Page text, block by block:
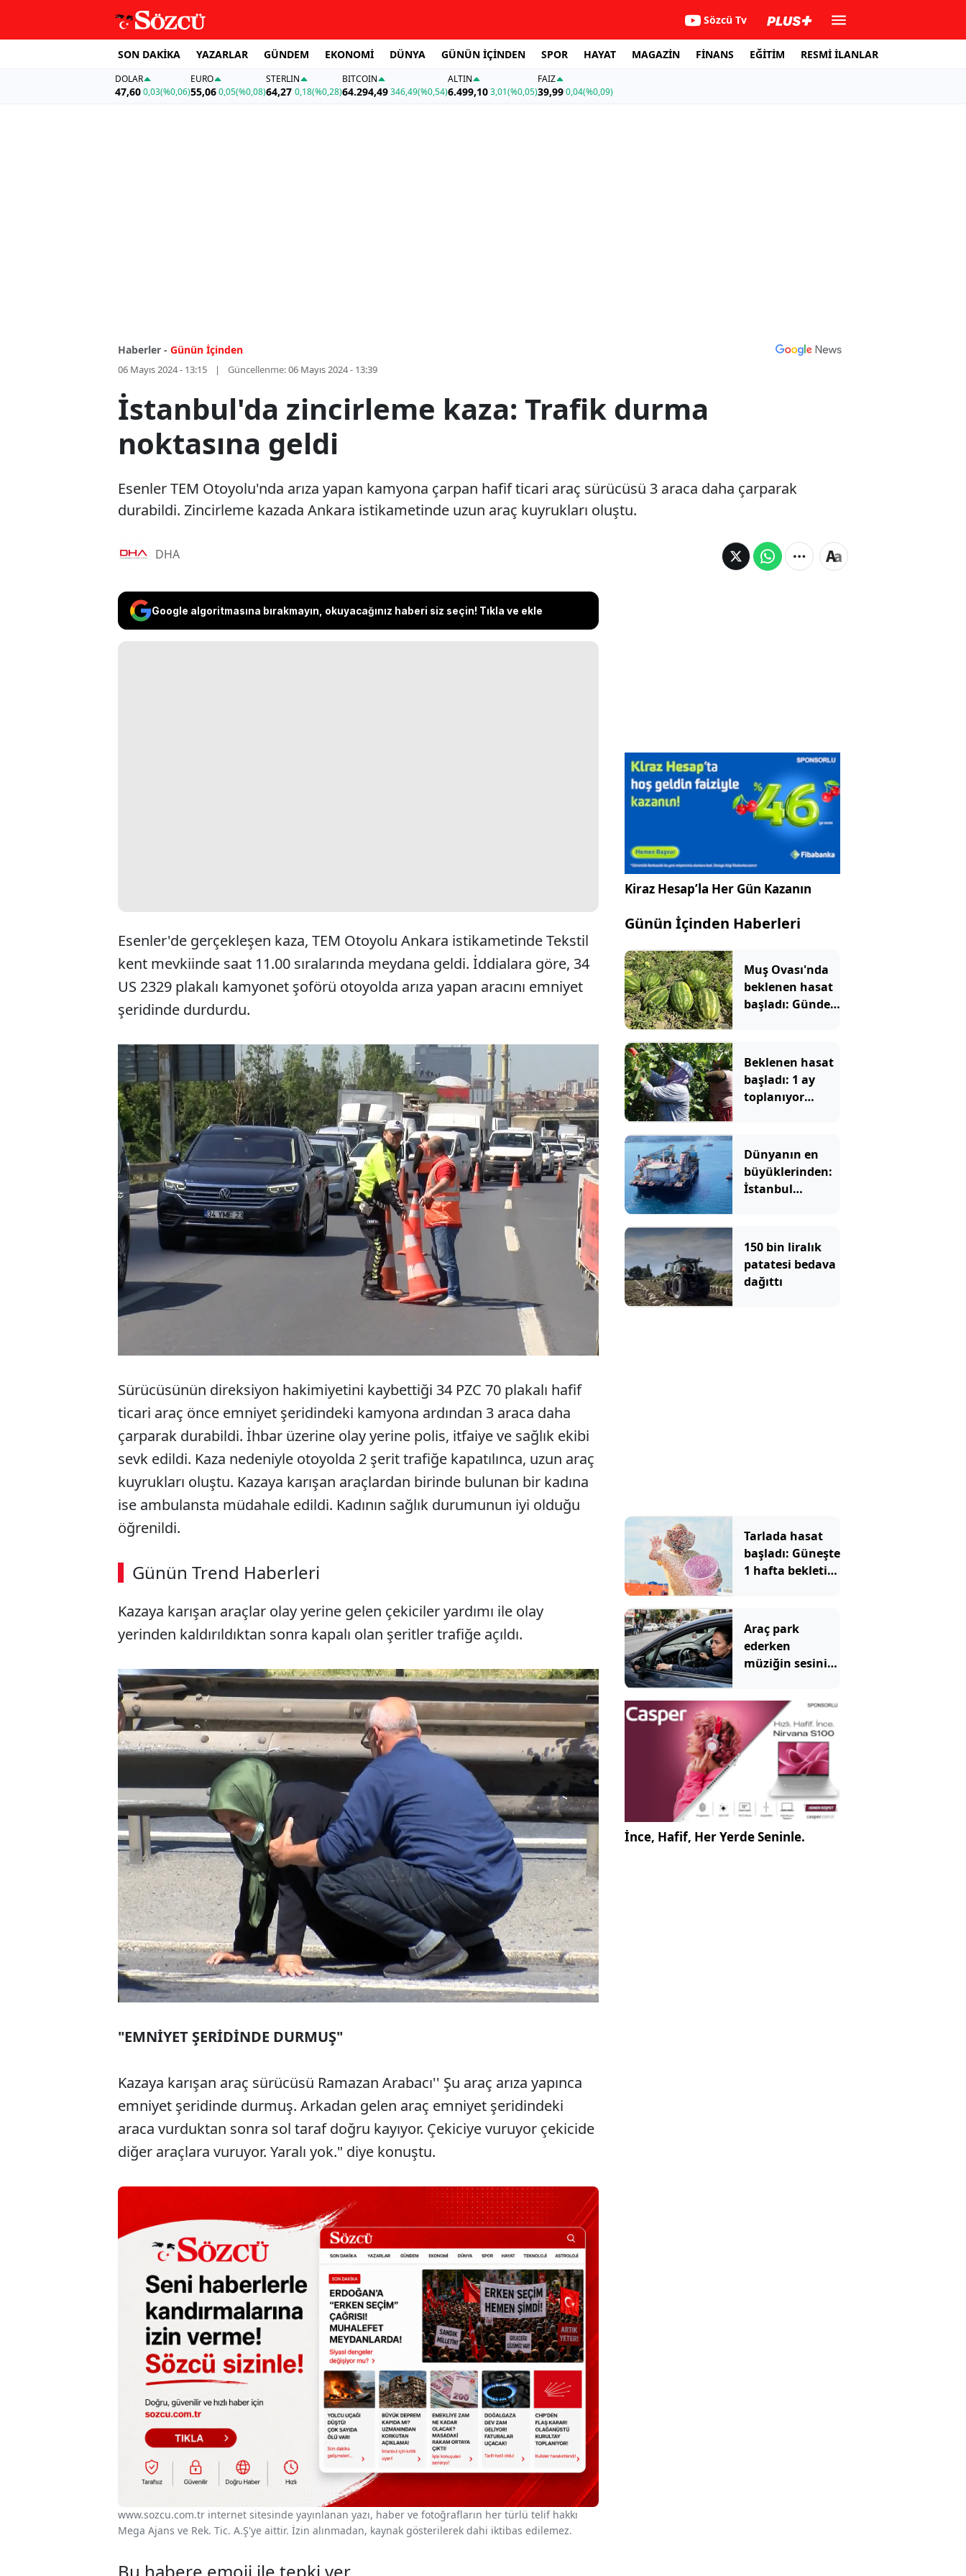
Sözcü Tv
SON DAKİKA YAZARLAR GÜNDEM EKONOMİ DÜNYA GÜNÜN İÇİNDEN SPOR HAYAT MAGAZİN FİNANS EĞİTİM RESMİ İLANLAR
DOLAR
47,600,03(%0,06)
EURO
55,06 0,05(%0,08)
STERLIN
64,27 0,18(%0,28)
BITCOIN
64.294,49346,49(%0,54)
ALTIN
6.499,103,01(%0,05)
FAİZ
39,990,04(%0,09)
Haberler - Günün İçinden
06 Mayıs 2024 - 13:15 Güncellenme:06 Mayıs 2024 - 13:39
İstanbul'da zincirleme kaza: Trafik durma
noktasına geldi
Esenler TEM Otoyolu'nda arıza yapan kamyona çarpan hafif ticari araç sürücüsü 3 araca daha çarparak
durabildi. Zincirleme kazada Ankara istikametinde uzun araç kuyrukları oluştu.
DHA
Google algoritmasına bırakmayın, okuyacağınız haberi siz seçin! Tıkla ve ekle
Esenler'de gerçekleşen kaza, TEM Otoyolu Ankara istikametinde Tekstil
kent mevkiinde saat 11.00 sıralarında meydana geldi. İddialara göre, 34
US 2329 plakalı kamyonet şoförü otoyolda arıza yapan aracını emniyet
şeridinde durdurdu.
Sürücüsünün direksiyon hakimiyetini kaybettiği 34 PZC 70 plakalı hafif
ticari araç önce emniyet şeridindeki kamyona ardından 3 araca daha
çarparak durabildi. İhbar üzerine olay yerine polis, itfaiye ve sağlık ekibi
sevk edildi. Kaza nedeniyle otoyolda 2 şerit trafiğe kapatılınca, uzun araç
kuyrukları oluştu. Kazaya karışan araçlardan birinde bulunan bir kadına
ise ambulansta müdahale edildi. Kadının sağlık durumunun iyi olduğu
öğrenildi.
Günün Trend Haberleri
SÖZCÜ SON DAKİKA
Kazaya karışan araçlar olay yerine gelen çekiciler yardımı ile olay
yerinden kaldırıldıktan sonra kapalı olan şeritler trafiğe açıldı.
"EMNİYET ŞERİDİNDE DURMUŞ"
Kazaya karışan araç sürücüsü Ramazan Arabacı'' Şu araç arıza yapınca
emniyet şeridinde durmuş. Arkadan gelen araç emniyet şeridindeki
araca vurduktan sonra sol taraf doğru kayıyor. Çekiciye vuruyor çekicide
diğer araçlara vuruyor. Yaralı yok." diye konuştu.
www.sozcu.com.tr internet sitesinde yayınlanan yazı, haber ve fotoğrafların her türlü telif hakkı
Mega Ajans ve Rek. Tic. A.Ş'ye aittir. İzin alınmadan, kaynak gösterilerek dahi iktibas edilemez.
Bu habere emoji ile tepki ver
Kiraz Hesap’la Her Gün Kazanın
Günün İçinden Haberleri
Muş Ovası'nda
beklenen hasat
başladı: Günde
Beklenen hasat
başladı: 1 ay
toplanıyor
Dünyanın en
büyüklerinden:
İstanbul
150 bin liralık
patatesi bedava
dağıttı
Tarlada hasat
başladı: Güneşte
1 hafta bekletip
Araç park
ederken
müziğin sesini
psikologların
size özel bir
açıklaması var
İnce, Hafif, Her Yerde Seninle.